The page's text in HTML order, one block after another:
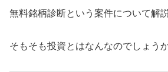
無料銘柄診断という案件について解
そもそも投資とはなんなのでしょう